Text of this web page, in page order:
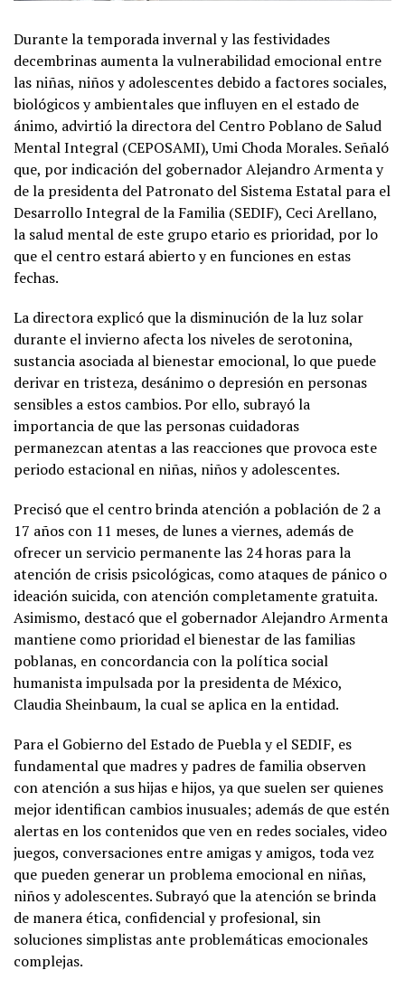
Durante la temporada invernal y las festividades
decembrinas aumenta la vulnerabilidad emocional entre
las niñas, niños y adolescentes debido a factores sociales,
biológicos y ambientales que influyen en el estado de
ánimo, advirtió la directora del Centro Poblano de Salud
Mental Integral (CEPOSAMI), Umi Choda Morales. Señaló
que, por indicación del gobernador Alejandro Armenta y
de la presidenta del Patronato del Sistema Estatal para el
Desarrollo Integral de la Familia (SEDIF), Ceci Arellano,
la salud mental de este grupo etario es prioridad, por lo
que el centro estará abierto y en funciones en estas
fechas.
La directora explicó que la disminución de la luz solar
durante el invierno afecta los niveles de serotonina,
sustancia asociada al bienestar emocional, lo que puede
derivar en tristeza, desánimo o depresión en personas
sensibles a estos cambios. Por ello, subrayó la
importancia de que las personas cuidadoras
permanezcan atentas a las reacciones que provoca este
periodo estacional en niñas, niños y adolescentes.
Precisó que el centro brinda atención a población de 2 a
17 años con 11 meses, de lunes a viernes, además de
ofrecer un servicio permanente las 24 horas para la
atención de crisis psicológicas, como ataques de pánico o
ideación suicida, con atención completamente gratuita.
Asimismo, destacó que el gobernador Alejandro Armenta
mantiene como prioridad el bienestar de las familias
poblanas, en concordancia con la política social
humanista impulsada por la presidenta de México,
Claudia Sheinbaum, la cual se aplica en la entidad.
Para el Gobierno del Estado de Puebla y el SEDIF, es
fundamental que madres y padres de familia observen
con atención a sus hijas e hijos, ya que suelen ser quienes
mejor identifican cambios inusuales; además de que estén
alertas en los contenidos que ven en redes sociales, video
juegos, conversaciones entre amigas y amigos, toda vez
que pueden generar un problema emocional en niñas,
niños y adolescentes. Subrayó que la atención se brinda
de manera ética, confidencial y profesional, sin
soluciones simplistas ante problemáticas emocionales
complejas.